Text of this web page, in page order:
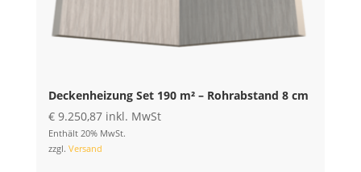
Deckenheizung Set 190 m² – Rohrabstand 8 cm
€9.250,87 inkl. MwSt
Enthält 20% MwSt.
zzgl. Versand